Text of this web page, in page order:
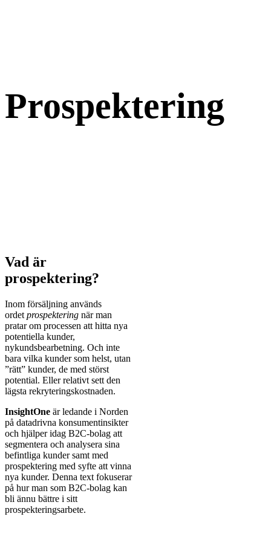
Prospektering
Vad är
prospektering?
Inom försäljning används
ordet prospektering när man
pratar om processen att hitta nya
potentiella kunder,
nykundsbearbetning. Och inte
bara vilka kunder som helst, utan
”rätt” kunder, de med störst
potential. Eller relativt sett den
lägsta rekryteringskostnaden.
InsightOne är ledande i Norden
på datadrivna konsumentinsikter
och hjälper idag B2C-bolag att
segmentera och analysera sina
befintliga kunder samt med
prospektering med syfte att vinna
nya kunder. Denna text fokuserar
på hur man som B2C-bolag kan
bli ännu bättre i sitt
prospekteringsarbete.